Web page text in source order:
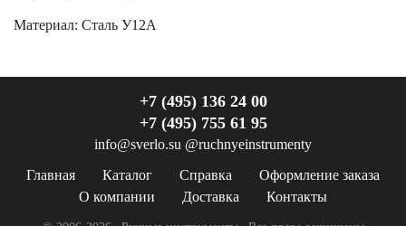
Материал: Сталь У12А
Главная Каталог Справка
Оформление заказа
О компании
Доставка Контакты
+7 (495) 136 24 00
+7 (495) 755 61 95
info@sverlo.su @ruchnyeinstrumenty